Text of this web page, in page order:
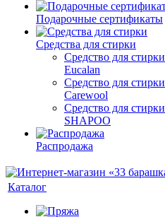
Подарочные сертификаты
Средства для стирки
Средство для стирки
Eucalan
Средство для стирки
Carewool
Средство для стирки
SHAPOO
Распродажа
Каталог